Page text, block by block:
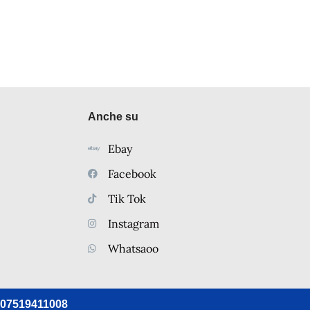
Anche su
Ebay
Facebook
Tik Tok
Instagram
Whatsaoo